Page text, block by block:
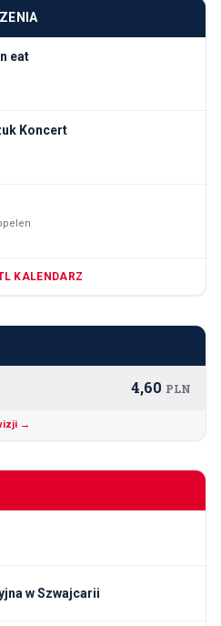
eat
Koncert
KALENDARZ
4,60 PLN
→
w Szwajcarii